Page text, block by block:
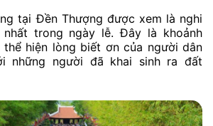
tại Đền Thượng được xem là nghi
trong ngày lễ. Đây là khoảnh
thể hiện lòng biết ơn của người dân
những người đã khai sinh ra đất